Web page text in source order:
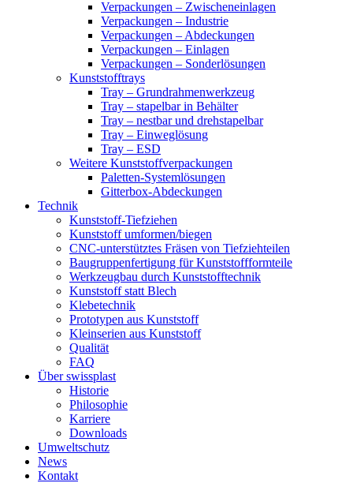
Verpackungen – Zwischeneinlagen
Verpackungen – Industrie
Verpackungen – Abdeckungen
Verpackungen – Einlagen
Verpackungen – Sonderlösungen
Kunststofftrays
Tray – Grundrahmenwerkzeug
Tray – stapelbar in Behälter
Tray – nestbar und drehstapelbar
Tray – Einweglösung
Tray – ESD
Weitere Kunststoffverpackungen
Paletten-Systemlösungen
Gitterbox-Abdeckungen
Technik
Kunststoff-Tiefziehen
Kunststoff umformen/biegen
CNC-unterstütztes Fräsen von Tiefziehteilen
Baugruppenfertigung für Kunststoffformteile
Werkzeugbau durch Kunststofftechnik
Kunststoff statt Blech
Klebetechnik
Prototypen aus Kunststoff
Kleinserien aus Kunststoff
Qualität
FAQ
Über swissplast
Historie
Philosophie
Karriere
Downloads
Umweltschutz
News
Kontakt